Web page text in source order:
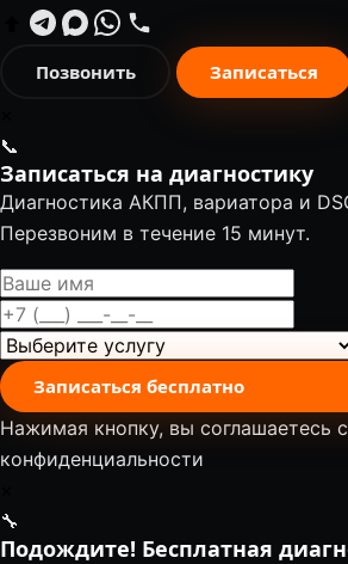
Позвонить Записаться
📞
Записаться на диагностику
Диагностика АКПП, вариатора и
Перезвоним в течение 15 минут.
Записаться бесплатно
Нажимая кнопку, вы соглашаетесь с
конфиденциальности
🔧
Подождите! Бесплатная